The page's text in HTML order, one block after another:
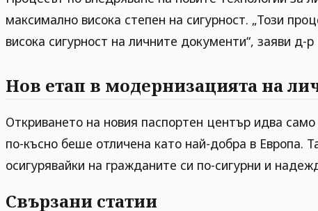
максимално висока степен на сигурност. „Този
висока сигурност на личните документи“, заяви
Нов етап в модернизацията на
Откриването на новия паспортен център идва
по-късно беше отличена като най-добра в Европа.
осигурявайки на гражданите си по-сигурни и
Свързани статии